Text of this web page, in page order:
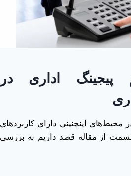
پیجینگ اداری در
محیط‌های اینچنینی دارای کاربردهای
از مقاله قصد داریم به بررسی